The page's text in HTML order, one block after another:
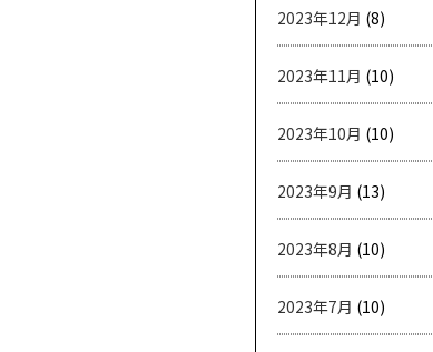
2023年12月 (8)
2023年11月 (10)
2023年10月 (10)
2023年9月 (13)
2023年8月 (10)
2023年7月 (10)